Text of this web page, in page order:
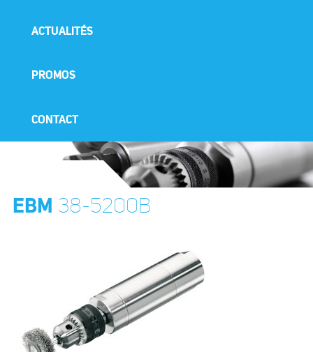
ACTUALITÉS
PROMOS
CONTACT
EBM 38-5200B